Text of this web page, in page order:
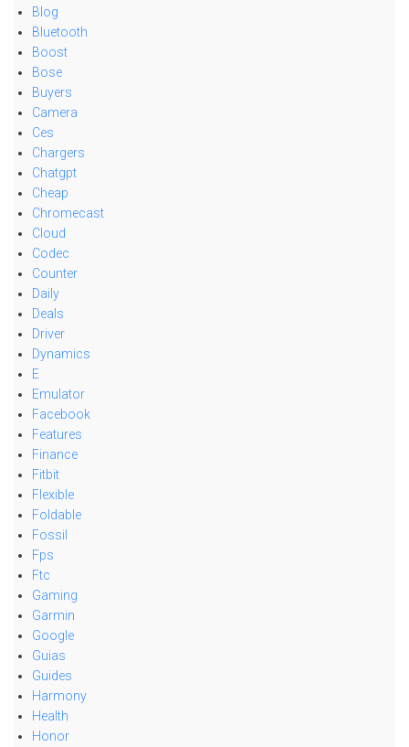
Blog
Bluetooth
Boost
Bose
Buyers
Camera
Ces
Chargers
Chatgpt
Cheap
Chromecast
Cloud
Codec
Counter
Daily
Deals
Driver
Dynamics
E
Emulator
Facebook
Features
Finance
Fitbit
Flexible
Foldable
Fossil
Fps
Ftc
Gaming
Garmin
Google
Guias
Guides
Harmony
Health
Honor